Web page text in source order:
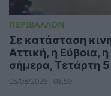
ΠΕΡΙΒΑΛΛΟΝ
Σε κατάσταση
Αττική, η Εύβοια,
σήμερα, Τετάρτη
05/08/2026 - 08:59